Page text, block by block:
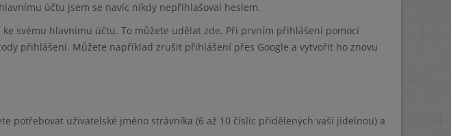
účtu jsem se navíc nikdy nepřihlašoval heslem.
svému hlavnímu účtu. To můžete udělat zde. Při prvním přihlášení pomocí
přihlášení. Můžete například zrušit přihlášení přes Google a vytvořit ho znovu
potřebovat uživatelské jméno strávníka (6 až 10 číslic přidělených vaší jídelnou) a